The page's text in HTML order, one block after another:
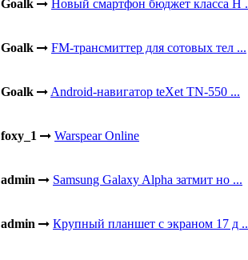
Goalk Новый смартфон бюджет класса H
Goalk FM-трансмиттер для сотовых тел ...
Goalk Android-навигатор teXet TN-550 ...
foxy_1 Warspear Online
admin Samsung Galaxy Alpha затмит но ...
admin Крупный планшет с экраном 17 д